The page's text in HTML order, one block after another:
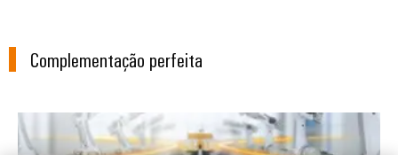
Complementação perfeita
Fontes de alimentação PROtop